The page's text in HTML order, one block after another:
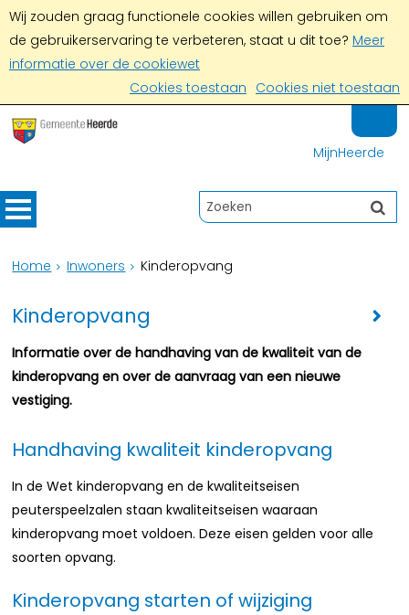
Wij zouden graag functionele cookies willen gebruiken om
de gebruikerservaring te verbeteren, staat u dit toe? Meer
informatie over de cookiewet
Cookies toestaan Cookies niet toestaan
MijnHeerde
Home Inwoners Kinderopvang
Kinderopvang
Informatie over de handhaving van de kwaliteit van de
kinderopvang en over de aanvraag van een nieuwe
vestiging.
Handhaving kwaliteit kinderopvang
In de Wet kinderopvang en de kwaliteitseisen
peuterspeelzalen staan kwaliteitseisen waaraan
kinderopvang moet voldoen. Deze eisen gelden voor alle
soorten opvang.
Kinderopvang starten of wijziging